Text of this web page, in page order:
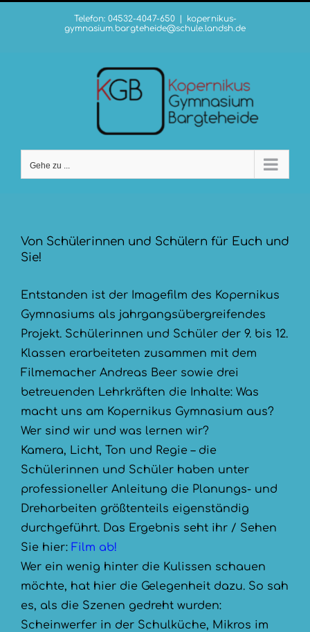
Telefon: 04532-4047-650
kopernikus-
gymnasium.bargteheide@schule.landsh.de
Gehe zu ...
Von Schülerinnen und Schülern für Euch und
Sie!
Entstanden ist der Imagefilm des Kopernikus
Gymnasiums als jahrgangsübergreifendes
Projekt. Schülerinnen und Schüler der 9. bis 12.
Klassen erarbeiteten zusammen mit dem
Filmemacher Andreas Beer sowie drei
betreuenden Lehrkräften die Inhalte: Was
macht uns am Kopernikus Gymnasium aus?
Wer sind wir und was lernen wir?
Kamera, Licht, Ton und Regie – die
Schülerinnen und Schüler haben unter
professioneller Anleitung die Planungs- und
Dreharbeiten größtenteils eigenständig
durchgeführt. Das Ergebnis seht ihr / Sehen
Sie hier: Film ab!
Wer ein wenig hinter die Kulissen schauen
möchte, hat hier die Gelegenheit dazu. So sah
es, als die Szenen gedreht wurden:
Scheinwerfer in der Schulküche, Mikros im